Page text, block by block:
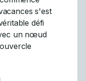
s'est
défi
un nœud